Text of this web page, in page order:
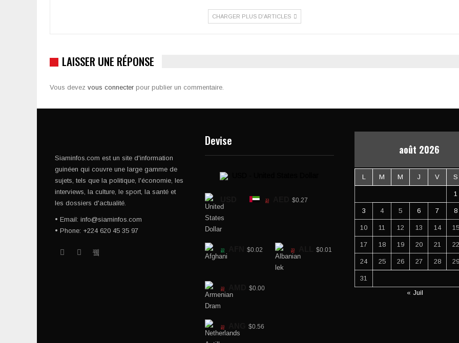
CHARGER PLUS D'ARTICLES
LAISSER UNE RÉPONSE
Vous devez vous connecter pour publier un commentaire.
Siaminfos.com est un site d'information
guinéen qui couvre une large gamme de
sujets, tels que la politique, l'économie, les
interviews, la culture, le sport, la santé et
les dossiers d'actualité.
• Email: info@siaminfos.com
• Phone: +224 620 45 35 97
Devise
$0.27
$0.02 $0.01
$0.00
$0.56
août 2026
L M M J V S
1
3 4 5 6 7 8
10 11 12 13 14 15
17 18 19 20 21 22
24 25 26 27 28 29
31
« Juil